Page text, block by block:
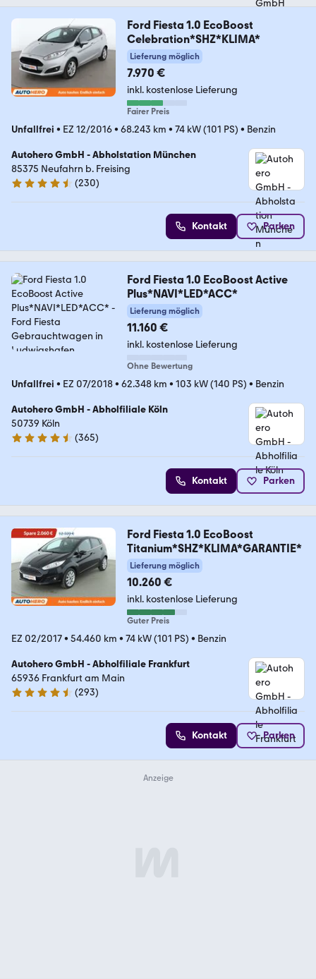
Ford Fiesta 1.0 EcoBoost
Celebration*SHZ*KLIMA*
Lieferung möglich
7.970 €
inkl. kostenlose Lieferung
Fairer Preis
Unfallfrei • EZ 12/2016• 68.243 km • 74 kW (101 PS) • Benzin
Autohero GmbH - Abholstation München
85375 Neufahrn b. Freising
4.4 Sterne
(230)
Kontakt Parken
Ford Fiesta 1.0 EcoBoost Active
Plus*NAVI*LED*ACC*
Lieferung möglich
11.160 €
inkl. kostenlose Lieferung
Ohne Bewertung
Unfallfrei • EZ 07/2018• 62.348 km • 103 kW (140 PS) • Benzin
Autohero GmbH - Abholfiliale Köln
50739 Köln
4.6 Sterne
(365)
Kontakt Parken
Ford Fiesta 1.0 EcoBoost
Titanium*SHZ*KLIMA*GARANTIE*
Lieferung möglich
10.260 €
inkl. kostenlose Lieferung
Guter Preis
EZ 02/2017• 54.460 km • 74 kW (101 PS) • Benzin
Autohero GmbH - Abholfiliale Frankfurt
65936 Frankfurt am Main
4.6 Sterne
(293)
Kontakt Parken